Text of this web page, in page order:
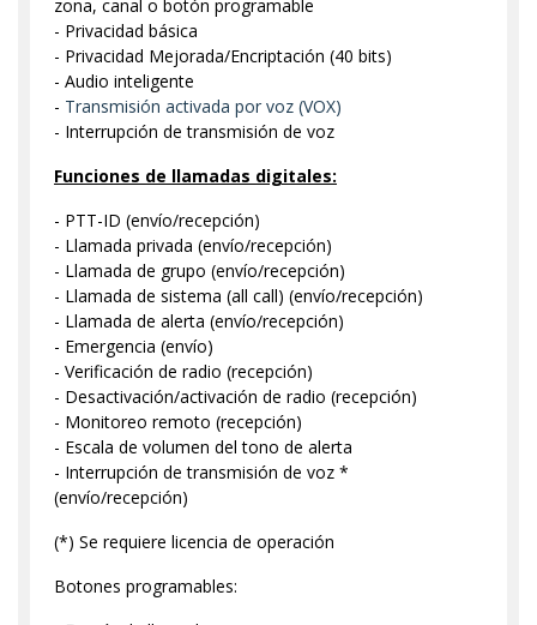
zona, canal o botón programable
- Privacidad básica
- Privacidad Mejorada/Encriptación (40 bits)
- Audio inteligente
- Transmisión activada por voz (VOX)
- Interrupción de transmisión de voz
Funciones de llamadas digitales:
- PTT-ID (envío/recepción)
- Llamada privada (envío/recepción)
- Llamada de grupo (envío/recepción)
- Llamada de sistema (all call) (envío/recepción)
- Llamada de alerta (envío/recepción)
- Emergencia (envío)
- Verificación de radio (recepción)
- Desactivación/activación de radio (recepción)
- Monitoreo remoto (recepción)
- Escala de volumen del tono de alerta
- Interrupción de transmisión de voz *
(envío/recepción)
(*) Se requiere licencia de operación
Botones programables: